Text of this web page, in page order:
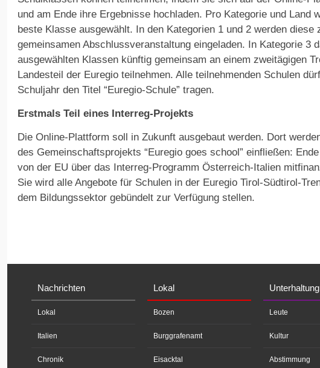
und am Ende ihre Ergebnisse hochladen. Pro Kategorie und Land
beste Klasse ausgewählt. In den Kategorien 1 und 2 werden diese
gemeinsamen Abschlussveranstaltung eingeladen. In Kategorie 3
ausgewählten Klassen künftig gemeinsam an einem zweitägigen
Landesteil der Euregio teilnehmen. Alle teilnehmenden Schulen
Schuljahr den Titel “Euregio-Schule” tragen.
Erstmals Teil eines Interreg-Projekts
Die Online-Plattform soll in Zukunft ausgebaut werden. Dort
des Gemeinschaftsprojekts “Euregio goes school” einfließen:
von der EU über das Interreg-Programm Österreich-Italien
Sie wird alle Angebote für Schulen in der Euregio Tirol-Südtirol-
dem Bildungssektor gebündelt zur Verfügung stellen.
Nachrichten
Lokal
Italien
Chronik
Lokal
Bozen
Burggrafenamt
Eisacktal
Unterhaltung
Leute
Kultur
Abstimmung